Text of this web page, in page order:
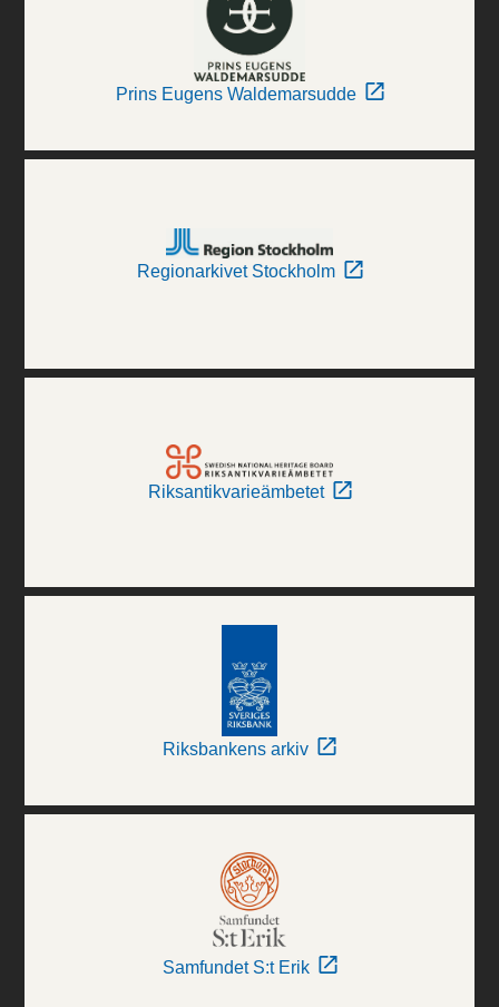
Prins Eugens Waldemarsudde
Regionarkivet Stockholm
Riksantikvarieämbetet
Riksbankens arkiv
Samfundet S:t Erik